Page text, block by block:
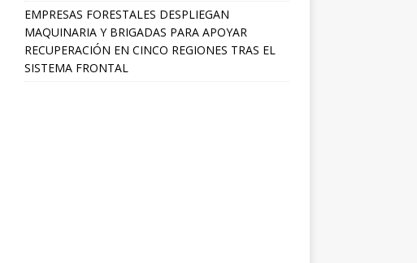
EMPRESAS FORESTALES DESPLIEGAN
MAQUINARIA Y BRIGADAS PARA APOYAR
RECUPERACIÓN EN CINCO REGIONES TRAS EL
SISTEMA FRONTAL